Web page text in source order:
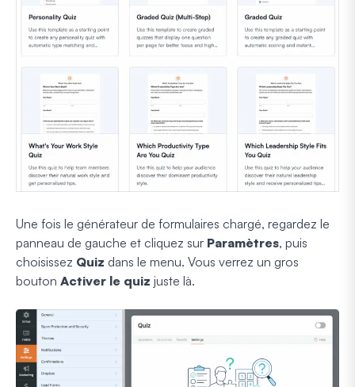
Une fois le générateur de formulaires chargé, regardez le
panneau de gauche et cliquez sur Paramètres, puis
choisissez Quiz dans le menu. Vous verrez un gros
bouton Activer le quiz juste là.